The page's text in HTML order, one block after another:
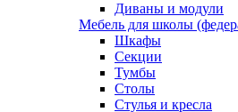
Диваны и модули
Мебель для школы
Шкафы
Секции
Тумбы
Столы
Стулья и кресла